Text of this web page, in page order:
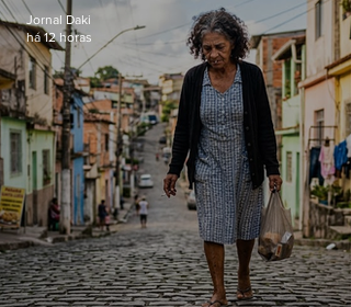
Jornal Daki
há 12 horas